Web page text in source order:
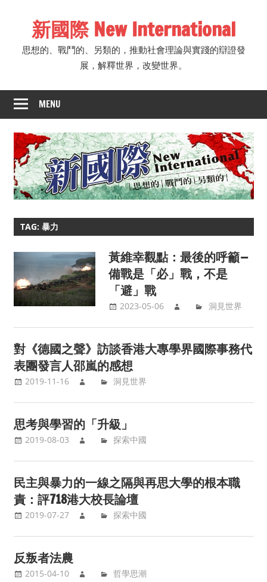
新國際 New International
思想的、戰鬥的、另類的，推動社會理論與實踐的辯證發
展，解釋世界，改變世界。
MENU
TAG: 暴力
黃維幸觀點：最後的呼籲 —
備戰是「必」戰，不是
「避」戰
2023-05-06 洞見世界
對《德國之聲》訪談香港大專學界國際事務代
表團發言人邵嵐的感想
2019-11-16 洞見世界
思考與學習的「升級」
2019-08-03 探索中國
民主與暴力的一線之隔與再思大學的根本職
責：評718港大校長論壇
2019-07-27 探索中國
反叛者法農
2015-04-10 哲學思潮